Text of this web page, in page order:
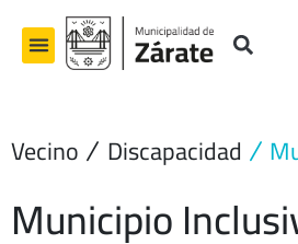
contenido
Vecino Discapacidad
Municipio